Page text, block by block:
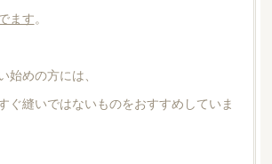
ます。
始めの方には、
ぐ縫いではないものをおすすめしていま